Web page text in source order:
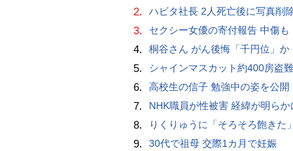
2. ハビタ社長 2人死亡後に写真削
3. セクシー女優の寄付報告 中傷も
4. 桐谷さん がん後悔「千円位」か
5. シャインマスカット約400房盗難
6. 高校生の信子 勉強中の姿を公開
7. NHK職員が性被害 経緯が明らか
8. りくりゅうに「そろそろ飽きた」
9. 30代で祖母 交際1カ月で妊娠